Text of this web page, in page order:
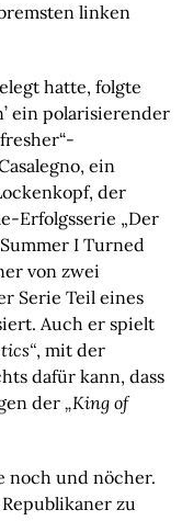
linken
hatte, folgte
ein polarisierender
ein
der
Erfolgsserie „Der
I Turned
von zwei
Serie Teil eines
Auch er spielt
, mit der
dafür kann, dass
der „King of
noch und nöcher.
zu